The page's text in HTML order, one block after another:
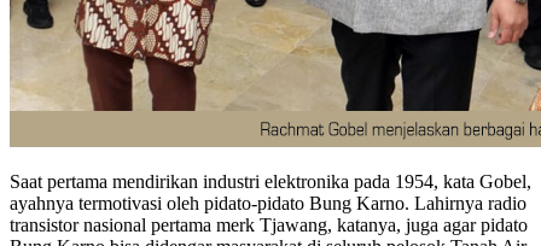
Saat pertama mendirikan industri elektronika pada 1954, kata Gobel,
ayahnya termotivasi oleh pidato-pidato Bung Karno. Lahirnya radio
transistor nasional pertama merk Tjawang, katanya, juga agar pidato